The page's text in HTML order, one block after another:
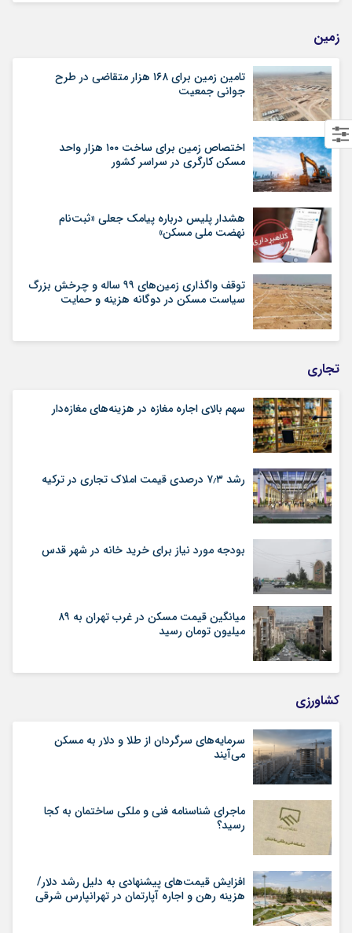
زمین
تامین زمین برای ۱۶۸ هزار متقاضی در طرح
جوانی جمعیت
اختصاص زمین برای ساخت ۱۰۰ هزار واحد
مسکن کارگری در سراسر کشور
هشدار پلیس درباره پیامک جعلی «ثبت‌نام
نهضت ملی مسکن»
توقف واگذاری زمین‌های ۹۹ ساله و چرخش بزرگ
سیاست مسکن در دوگانه هزینه و حمایت
تجاری
سهم بالای اجاره‌‌ مغازه در هزینه‌‌های مغازه‌‌دار
رشد ۷٫۳ درصدی قیمت‌ املاک تجاری در ترکیه
بودجه مورد نیاز برای خرید خانه در شهر قدس
میانگین قیمت مسکن در غرب تهران به ۸۹
میلیون تومان رسید
کشاورزی
سرمایه‌های سرگردان از طلا و دلار به مسکن
می‌آیند
ماجرای شناسنامه‌ فنی و ملکی ساختمان به کجا
رسید؟
افزایش قیمت‌های پیشنهادی به دلیل رشد دلار/
هزینه رهن و اجاره آپارتمان در تهرانپارس شرقی